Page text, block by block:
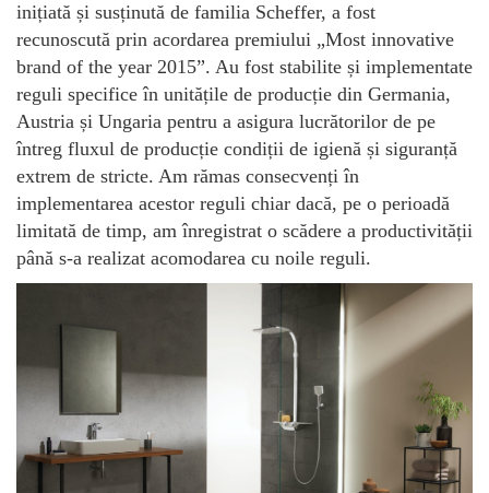
inițiată și susținută de familia Scheffer, a fost
recunoscută prin acordarea premiului „Most innovative
brand of the year 2015”. Au fost stabilite și implementate
reguli specifice în unitățile de producție din Germania,
Austria și Ungaria pentru a asigura lucrătorilor de pe
întreg fluxul de producție condiții de igienă și siguranță
extrem de stricte. Am rămas consecvenți în
implementarea acestor reguli chiar dacă, pe o perioadă
limitată de timp, am înregistrat o scădere a productivității
până s-a realizat acomodarea cu noile reguli.